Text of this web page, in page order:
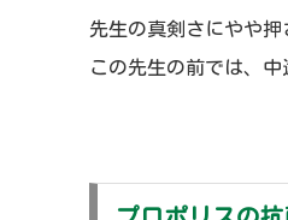
先生の真剣さにやや
この先生の前では、